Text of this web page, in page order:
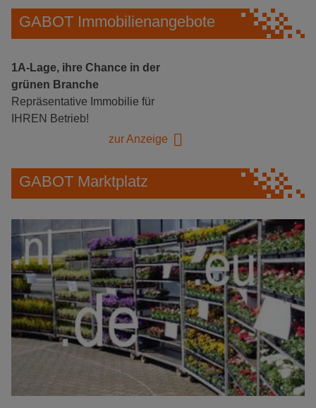
GABOT Immobilienangebote
1A-Lage, ihre Chance in der
grünen Branche
Repräsentative Immobilie für
IHREN Betrieb!
zur Anzeige
GABOT Marktplatz